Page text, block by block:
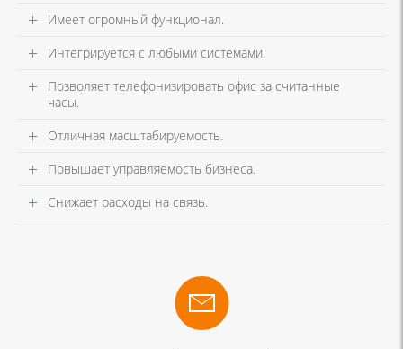
Имеет огромный функционал.
Интегрируется с любыми системами.
Позволяет телефонизировать офис за считанные
часы.
Отличная масштабируемость.
Повышает управляемость бизнеса.
Снижает расходы на связь.